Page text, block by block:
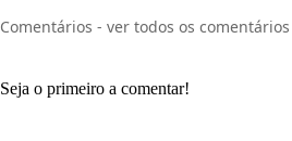
Comentários - ver todos os comentários
Seja o primeiro a comentar!